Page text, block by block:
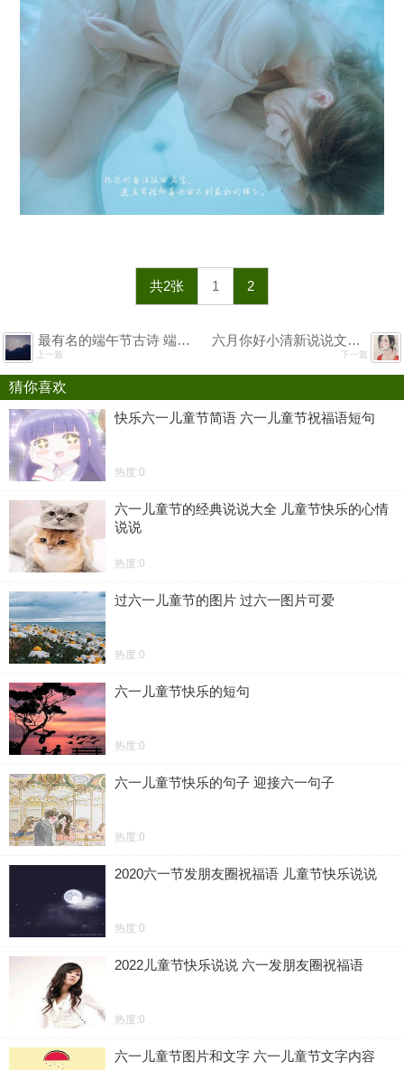
共2张 1 2
最有名的端午节古诗 端午节最简单的诗
上一篇
六月你好小清新说说文案 适合6月发朋友圈的句子
下一篇
猜你喜欢
快乐六一儿童节简语 六一儿童节祝福语短句
热度:0
六一儿童节的经典说说大全 儿童节快乐的心情
说说
热度:0
过六一儿童节的图片 过六一图片可爱
热度:0
六一儿童节快乐的短句
热度:0
六一儿童节快乐的句子 迎接六一句子
热度:0
2020六一节发朋友圈祝福语 儿童节快乐说说
热度:0
2022儿童节快乐说说 六一发朋友圈祝福语
热度:0
六一儿童节图片和文字 六一儿童节文字内容